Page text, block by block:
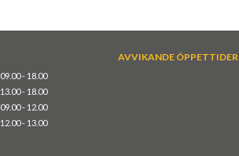
09.00 - 18.00
13.00 - 18.00
09.00 - 12.00
12.00 - 13.00
AVVIKANDE ÖPPETTIDER